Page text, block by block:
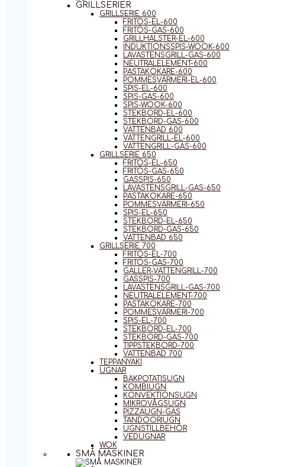
GRILLSERIER
GRILLSERIE 600
FRITÖS-EL-600
FRITÖS-GAS-600
GRILLHALSTER-EL-600
INDUKTIONSSPIS-WOOK-600
LAVASTENSGRILL-GAS-600
NEUTRALELEMENT-600
PASTAKOKARE-600
POMMESVÄRMERI-EL-600
SPIS-EL-600
SPIS-GAS-600
SPIS-WOOK-600
STEKBORD-EL-600
STEKBORD-GAS-600
VATTENBAD 600
VATTENGRILL-EL-600
VATTENGRILL-GAS-600
GRILLSERIE 650
FRITÖS-EL-650
FRITÖS-GAS-650
GASSPIS-650
LAVASTENSGRILL-GAS-650
PASTAKOKARE-650
POMMESVÄRMERI-650
SPIS-EL-650
STEKBORD-EL-650
STEKBORD-GAS-650
VATTENBAD 650
GRILLSERIE 700
FRITÖS-EL-700
FRITÖS-GAS-700
GALLER-VATTENGRILL-700
GASSPIS-700
LAVASTENSGRILL-GAS-700
NEUTRALELEMENT-700
PASTAKOKARE-700
POMMESVÄRMERI-700
SPIS-EL-700
STEKBORD-EL-700
STEKBORD-GAS-700
TIPPSTEKBORD-700
VATTENBAD 700
TEPPANYAKI
UGNAR
BAKPOTATISUGN
KOMBIUGN
KONVEKTIONSUGN
MIKROVÅGSUGN
PIZZAUGN-GAS
TANDOORIUGN
UGNSTILLBEHÖR
VEDUGNAR
WOK
SMÅ MASKINER